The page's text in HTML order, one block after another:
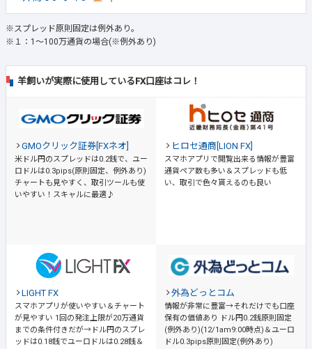
※スプレッド原則固定は例外あり。
※１：1～100万通貨の場合(※例外あり)
羊飼いが実際に使用しているFX口座はコレ！
GMOクリック証券[FXネオ]
米ドル円のスプレッドは0.2銭で、ユー
ロドルは0.3pips(原則固定、例外あり)
チャートも見やすく、取引ツールも使
いやすい！スキャルに最適♪
ヒロセ通商[LION FX]
スマホアプリで閲覧出来る情報が豊富
通貨ペア数も多い＆スプレッドも低
い、取引で色々貰えるのも良い
LIGHT FX
スマホアプリが使いやすい＆チャート
が見やすい 1回の発注上限が20万通貨
までの条件付きだが→ドル円のスプレ
ッドは0.18銭でユーロドルは0.28銭＆
外為どっとコム
情報が非常に豊富→それだけでも口座
保有の価値あり
ドル円0.2銭原則固定
(例外あり)(12/1am9:00時点)＆ユーロ
ドル0.3pips原則固定(例外あり)